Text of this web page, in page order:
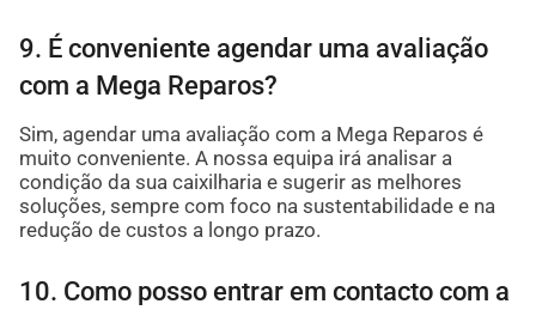
9. É conveniente agendar uma avaliação
com a Mega Reparos?
Sim, agendar uma avaliação com a Mega Reparos é
muito conveniente. A nossa equipa irá analisar a
condição da sua caixilharia e sugerir as melhores
soluções, sempre com foco na sustentabilidade e na
redução de custos a longo prazo.
10. Como posso entrar em contacto com a